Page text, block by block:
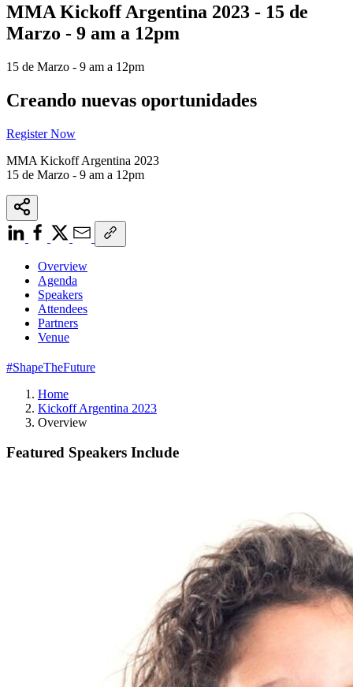
MMA Kickoff Argentina 2023 - 15 de
Marzo - 9 am a 12pm
15 de Marzo - 9 am a 12pm
Creando nuevas oportunidades
Register Now
MMA Kickoff Argentina 2023
15 de Marzo - 9 am a 12pm
Overview
Agenda
Speakers
Attendees
Partners
Venue
#ShapeTheFuture
Home
Kickoff Argentina 2023
Overview
Featured Speakers Include